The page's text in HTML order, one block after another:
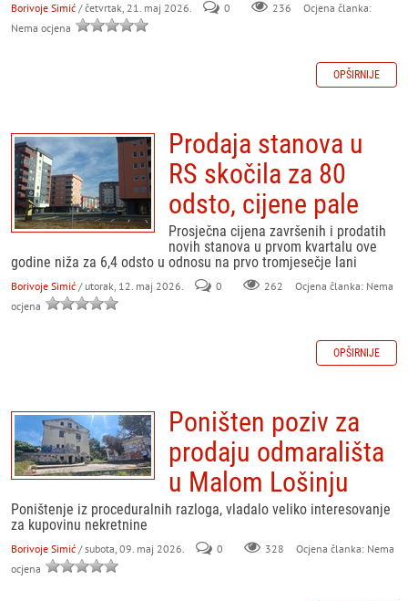
Borivoje Simić / četvrtak, 21. maj 2026. 0 236
Ocjena članka:
Nema ocjena
OPŠIRNIJE
Prodaja stanova u
RS skočila za 80
odsto, cijene pale
Prosječna cijena završenih i prodatih
novih stanova u prvom kvartalu ove
godine niža za 6,4 odsto u odnosu na prvo tromjesečje lani
Borivoje Simić / utorak, 12. maj 2026. 0 262
Ocjena članka: Nema
ocjena
OPŠIRNIJE
Poništen poziv za
prodaju odmarališta
u Malom Lošinju
Poništenje iz proceduralnih razloga, vladalo veliko interesovanje
za kupovinu nekretnine
Borivoje Simić / subota, 09. maj 2026. 0 328
Ocjena članka: Nema
ocjena